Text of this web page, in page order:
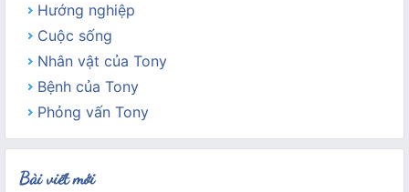
Hướng nghiệp
Cuộc sống
Nhân vật của Tony
Bệnh của Tony
Phỏng vấn Tony
Bài viết mới